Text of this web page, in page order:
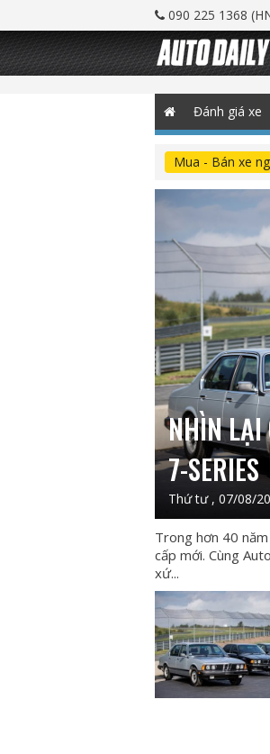
090 225 1368
Đánh giá xe
Mua - Bán xe
NHÌN LẠI
7-SERIES
Thứ tư , 07/08/
Trong hơn 40
cấp mới. Cùng
xứ...